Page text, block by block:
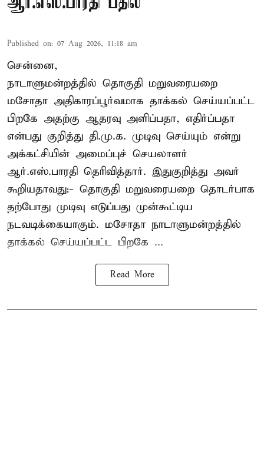
Published on: 07 Aug 2026, 11:18 am
சென்னை,
நாடாளுமன்றத்தில் தொகுதி மறுவரையறை
மசோதா அதிகாரப்பூர்வமாக தாக்கல் செய்யப்பட்ட
பிறகே அதற்கு ஆதரவு அளிப்பதா, எதிர்ப்பதா
என்பது குறித்து தி.மு.க. முடிவு செய்யும் என்று
அக்கட்சியின் அமைப்புச் செயலாளர்
ஆர்.எஸ்.பாரதி தெரிவித்தார். இதுகுறித்து அவர்
கூறியதாவது:- தொகுதி மறுவரையறை தொடர்பாக
தற்போது முடிவு எடுப்பது முன்கூட்டிய
நடவடிக்கையாகும். மசோதா நாடாளுமன்றத்தில்
தாக்கல் செய்யப்பட்ட பிறகே ...
Read More